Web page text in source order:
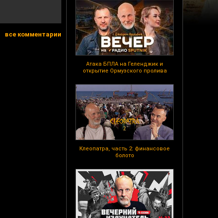
Атака БПЛА на Геленджик и
открытие Ормузского пролива
Клеопатра, часть 2: финансовое
болото
все комментарии